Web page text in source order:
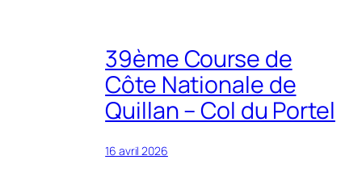
39ème Course de
Côte Nationale de
Quillan – Col du Portel
16 avril 2026